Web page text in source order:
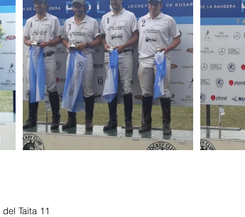
Taita 11